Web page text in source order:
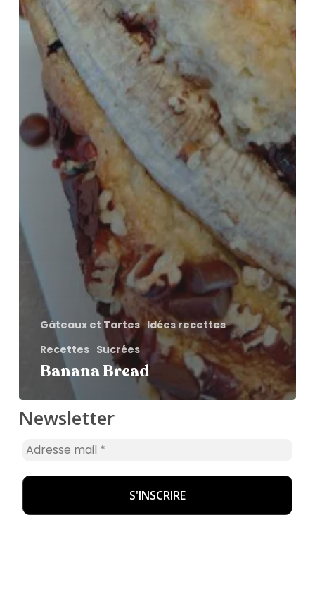
Gâteaux et Tartes Idées recettes
Recettes Sucrées
Banana Bread
Newsletter